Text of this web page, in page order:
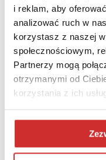
i reklam, aby
analizować ruch w
korzystasz z naszej
społecznościowym,
Partnerzy mogą
otrzymanymi od
korzystania z ich
Academia spełniają
zróżnicowanych
Nasze systemy
międzynarodowych
interoperacyjna
systemami
finansowe. Dodatkowo
Polecane rozwiązaniaz
uwzględnić w